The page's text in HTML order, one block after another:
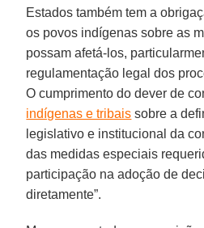
Estados também tem a
os povos indígenas sobre as
possam afetá-los,
regulamentação legal dos
O cumprimento do dever de
indígenas e tribais sobre a
legislativo e institucional da
das medidas especiais
participação na adoção de
diretamente”.